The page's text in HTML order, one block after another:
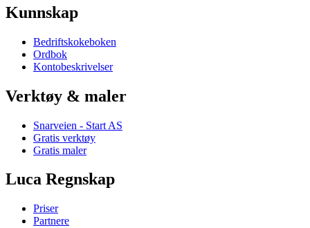
Kunnskap
Bedriftskokeboken
Ordbok
Kontobeskrivelser
Verktøy & maler
Snarveien - Start AS
Gratis verktøy
Gratis maler
Luca Regnskap
Priser
Partnere